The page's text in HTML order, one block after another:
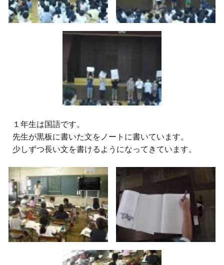
１年生は国語です。
先生が黒板に書いた文をノートに書いています。
少しずつ長い文を書けるようになってきています。